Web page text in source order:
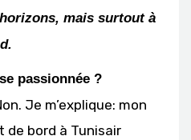
mais surtout à
passionnée ?
Je m’explique: mon
bord à Tunisair